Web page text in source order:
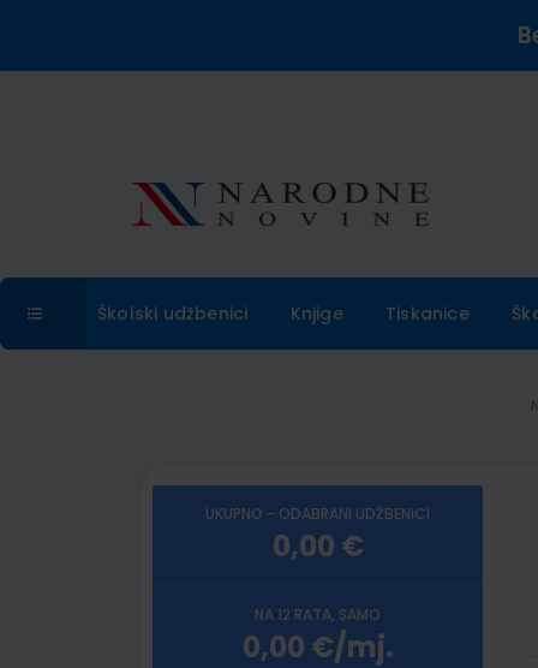
Školski udžbenici Knjige Tiskanice
UKUPNO - ODABRANI UDŽBENICI
0,00 €
NA 12 RATA, SAMO
0,00 €/mj.